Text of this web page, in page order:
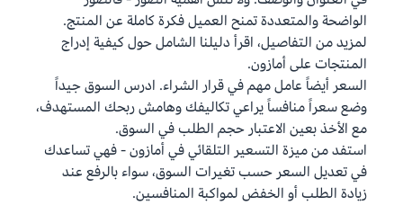
الواضحة والمتعددة تمنح العميل فكرة كاملة عن المنتج.
لمزيد من التفاصيل، اقرأ دليلنا الشامل حول كيفية إدراج
المنتجات على أمازون.
السعر أيضاً عامل مهم في قرار الشراء. ادرس السوق جيداً
وضع سعراً منافساً يراعي تكاليفك وهامش ربحك المستهدف،
مع الأخذ بعين الاعتبار حجم الطلب في السوق.
استفد من ميزة التسعير التلقائي في أمازون - فهي تساعدك
في تعديل السعر حسب تغيرات السوق، سواء بالرفع عند
زيادة الطلب أو الخفض لمواكبة المنافسين.